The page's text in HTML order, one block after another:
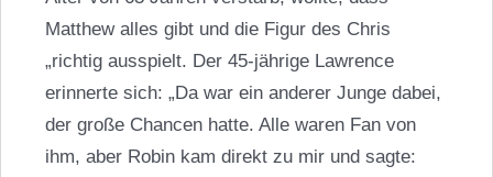
Matthew alles gibt und die Figur des Chris
„richtig ausspielt. Der 45-jährige Lawrence
erinnerte sich: „Da war ein anderer Junge dabei,
der große Chancen hatte. Alle waren Fan von
ihm, aber Robin kam direkt zu mir und sagte: